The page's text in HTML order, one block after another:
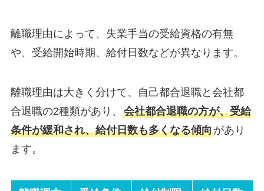
離職理由によって、失業手当の受給資格の有無
や、受給開始時期、給付日数などが異なります。
離職理由は大きく分けて、自己都合退職と会社都
合退職の2種類があり、 会社都合退職の方が、受給
条件が緩和され、給付日数も多くなる傾向があり
ます。